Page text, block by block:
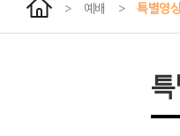
> 예배 > 특별영상